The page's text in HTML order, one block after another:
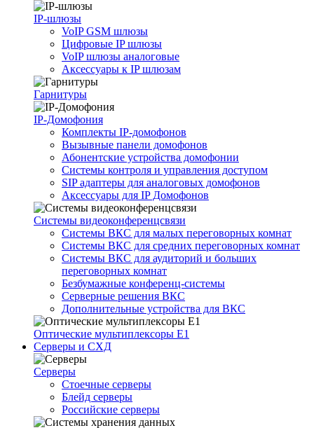
IP-шлюзы
VoIP GSM шлюзы
Цифровые IP шлюзы
VoIP шлюзы аналоговые
Аксессуары к IP шлюзам
Гарнитуры
IP-Домофония
Комплекты IP-домофонов
Вызывные панели домофонов
Абонентские устройства домофонии
Системы контроля и управления доступом
SIP адаптеры для аналоговых домофонов
Аксессуары для IP Домофонов
Системы видеоконференцсвязи
Системы ВКС для малых переговорных комнат
Системы ВКС для средних переговорных комнат
Системы ВКС для аудиторий и больших
переговорных комнат
Безбумажные конференц-системы
Серверные решения ВКС
Дополнительные устройства для ВКС
Оптические мультиплексоры Е1
Серверы и СХД
Серверы
Стоечные серверы
Блейд серверы
Российские серверы